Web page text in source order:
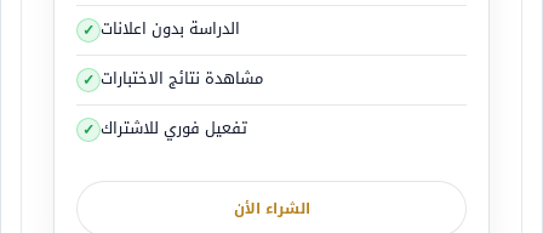
الدراسة بدون اعلانات
مشاهدة نتائج الاختبارات
تفعيل فوري للاشتراك
الشراء الأن